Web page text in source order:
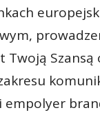
Twoją Szansą
empolyer